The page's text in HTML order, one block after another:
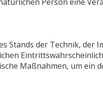
Stands der Technik,
Maßnahmen, um ein